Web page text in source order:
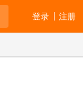
注册
登录